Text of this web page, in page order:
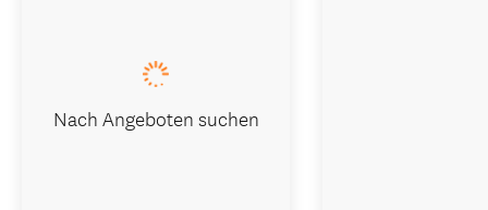
Nach Angeboten suchen